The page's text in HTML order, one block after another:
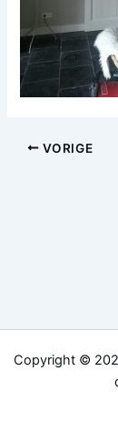
VORIGE
Copyright ©